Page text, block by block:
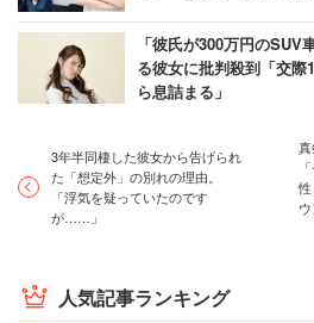
「彼氏が300万円の
る彼女に批判殺到「交
ら息詰まる」
3年半同棲した彼女から告げられ
た「想定外」の別れの理由。
「浮気を疑っていたのです
が……」
人気記事ランキング